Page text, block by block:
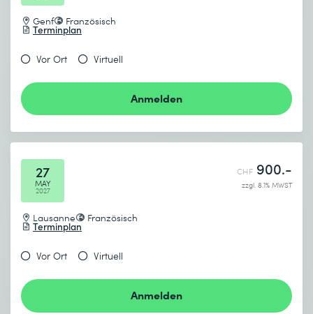
Genf Französisch
Terminplan
Vor Ort Virtuell
Anmelden
27
MAY
2027
Lausanne Französisch
Terminplan
CHF 900.-
zzgl. 8.1% MWST
Vor Ort Virtuell
Anmelden